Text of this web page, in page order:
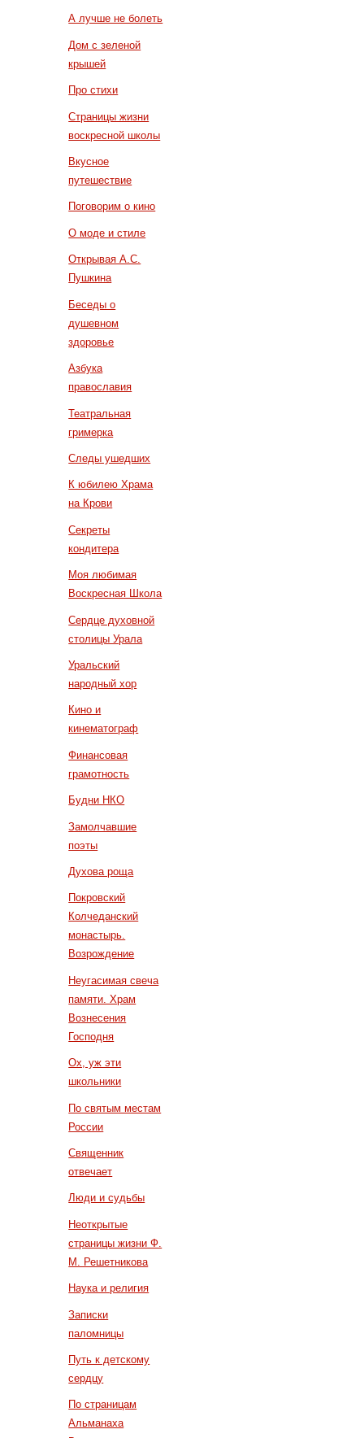
А лучше не болеть
Дом с зеленой
крышей
Про стихи
Страницы жизни
воскресной школы
Вкусное
путешествие
Поговорим о кино
О моде и стиле
Открывая А.С.
Пушкина
Беседы о
душевном
здоровье
Азбука
православия
Театральная
гримерка
Следы ушедших
К юбилею Храма
на Крови
Секреты
кондитера
Моя любимая
Воскресная Школа
Сердце духовной
столицы Урала
Уральский
народный хор
Кино и
кинематограф
Финансовая
грамотность
Будни НКО
Замолчавшие
поэты
Духова роща
Покровский
Колчеданский
монастырь.
Возрождение
Неугасимая свеча
памяти. Храм
Вознесения
Господня
Ох, уж эти
школьники
По святым местам
России
Священник
отвечает
Люди и судьбы
Неоткрытые
страницы жизни Ф.
М. Решетникова
Наука и религия
Записки
паломницы
Путь к детскому
сердцу
По страницам
Альманаха